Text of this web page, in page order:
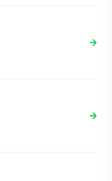
→
→